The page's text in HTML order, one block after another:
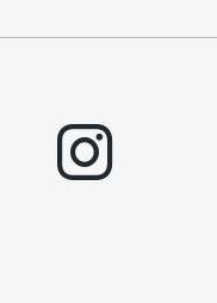
instagram